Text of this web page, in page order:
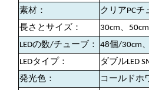
素材：
クリアPCチ
長さとサイズ：
30cm、
LEDの数/チューブ：
48個/30cm
LEDタイプ：
ダブルLED
発光色：
コールドホ